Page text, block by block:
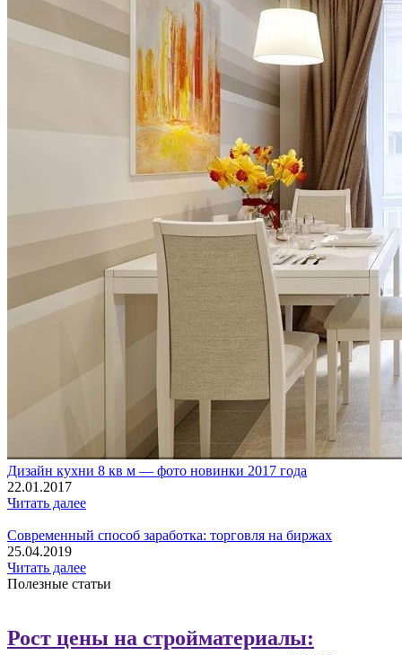
Дизайн кухни 8 кв м — фото новинки 2017 года
22.01.2017
Читать далее
Современный способ заработка: торговля на биржах
25.04.2019
Читать далее
Полезные статьи
Рост цены на стройматериалы: